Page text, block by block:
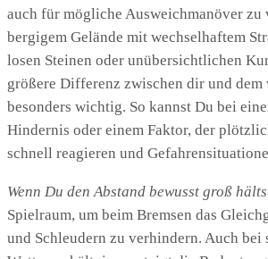
auch für mögliche Ausweichmanöver zu
bergigem Gelände mit wechselhaftem
losen Steinen oder unübersichtlichen
größere Differenz zwischen dir und dem
besonders wichtig. So kannst Du bei
Hindernis oder einem Faktor, der
schnell reagieren und
Wenn Du den Abstand bewusst groß
Spielraum, um beim Bremsen das
und Schleudern zu verhindern. Auch bei